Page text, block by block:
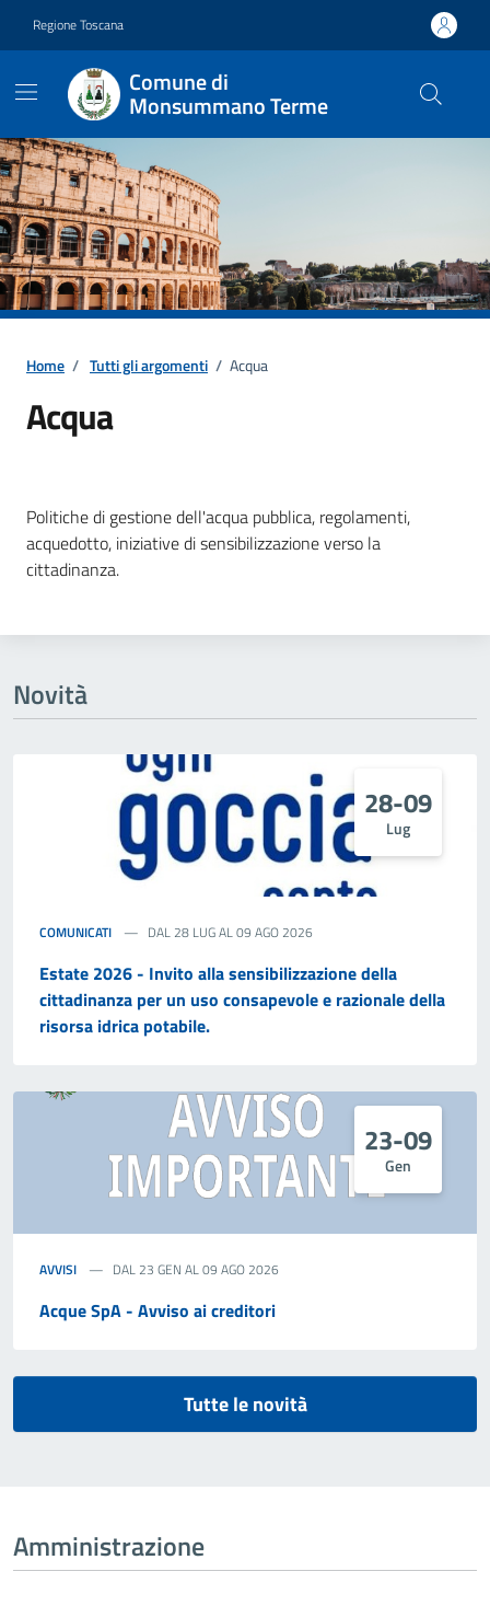
Regione Toscana
Comune di
Monsummano Terme
Home / Tutti gli argomenti / Acqua
Acqua
Politiche di gestione dell'acqua pubblica, regolamenti,
acquedotto, iniziative di sensibilizzazione verso la
cittadinanza.
Novità
28-09
Lug
COMUNICATI DAL 28 LUG AL 09 AGO 2026
Estate 2026 - Invito alla sensibilizzazione della
cittadinanza per un uso consapevole e razionale della
risorsa idrica potabile.
23-09
Gen
AVVISI DAL 23 GEN AL 09 AGO 2026
Acque SpA - Avviso ai creditori
Tutte le novità
Amministrazione